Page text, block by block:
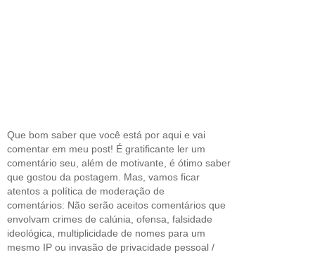
Que bom saber que você está por aqui e vai
comentar em meu post! É gratificante ler um
comentário seu, além de motivante, é ótimo saber
que gostou da postagem. Mas, vamos ficar
atentos a política de moderação de
comentários: Não serão aceitos comentários que
envolvam crimes de calúnia, ofensa, falsidade
ideológica, multiplicidade de nomes para um
mesmo IP ou invasão de privacidade pessoal /